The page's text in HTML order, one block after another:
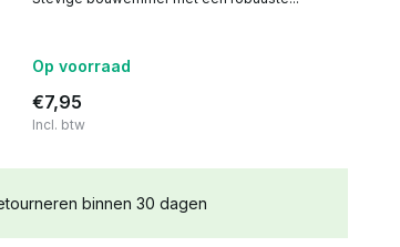
Op voorraad
€7,95
Incl. btw
binnen 30 dagen